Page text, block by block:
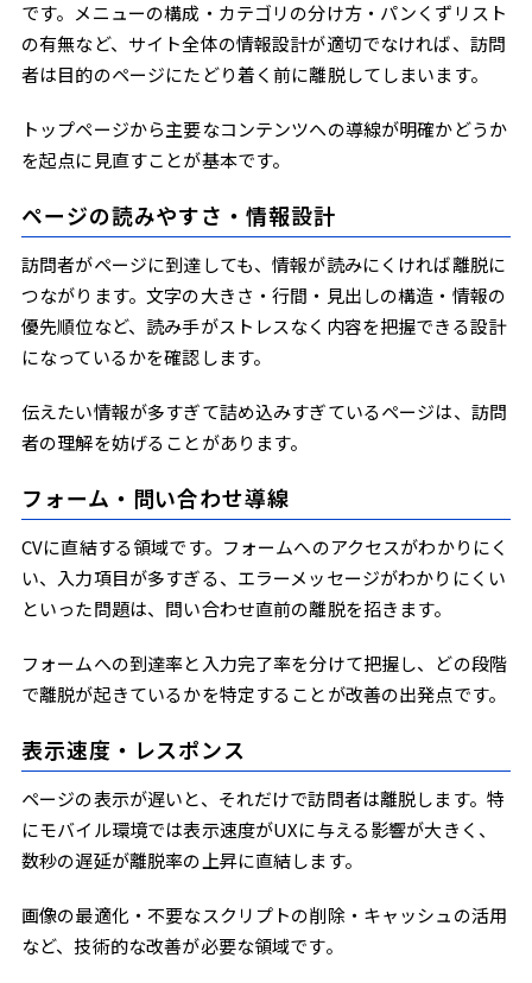
です。メニューの構成・カテゴリの分け方・パンくずリスト
の有無など、サイト全体の情報設計が適切でなければ、訪問
者は目的のページにたどり着く前に離脱してしまいます。
トップページから主要なコンテンツへの導線が明確かどうか
を起点に見直すことが基本です。
ページの読みやすさ・情報設計
訪問者がページに到達しても、情報が読みにくければ離脱に
つながります。文字の大きさ・行間・見出しの構造・情報の
優先順位など、読み手がストレスなく内容を把握できる設計
になっているかを確認します。
伝えたい情報が多すぎて詰め込みすぎているページは、訪問
者の理解を妨げることがあります。
フォーム・問い合わせ導線
CVに直結する領域です。フォームへのアクセスがわかりにく
い、入力項目が多すぎる、エラーメッセージがわかりにくい
といった問題は、問い合わせ直前の離脱を招きます。
フォームへの到達率と入力完了率を分けて把握し、どの段階
で離脱が起きているかを特定することが改善の出発点です。
表示速度・レスポンス
ページの表示が遅いと、それだけで訪問者は離脱します。特
にモバイル環境では表示速度がUXに与える影響が大きく、
数秒の遅延が離脱率の上昇に直結します。
画像の最適化・不要なスクリプトの削除・キャッシュの活用
など、技術的な改善が必要な領域です。